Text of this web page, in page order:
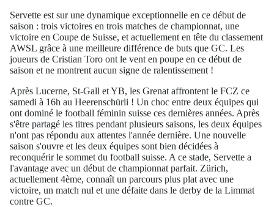
Servette est sur une dynamique exceptionnelle en ce début de
saison : trois victoires en trois matches de championnat, une
victoire en Coupe de Suisse, et actuellement en tête du classement
AWSL grâce à une meilleure différence de buts que GC. Les
joueurs de Cristian Toro ont le vent en poupe en ce début de
saison et ne montrent aucun signe de ralentissement !
Après Lucerne, St-Gall et YB, les Grenat affrontent le FCZ ce
samedi à 16h au Heerenschürli ! Un choc entre deux équipes qui
ont dominé le football féminin suisse ces dernières années. Après
s'être partagé les titres pendant plusieurs saisons, les deux équipes
n'ont pas répondu aux attentes l'année dernière. Une nouvelle
saison s'ouvre et les deux équipes sont bien décidées à
reconquérir le sommet du football suisse. A ce stade, Servette a
l'avantage avec un début de championnat parfait. Zürich,
actuellement 4ème, connaît un parcours plus plat avec une
victoire, un match nul et une défaite dans le derby de la Limmat
contre GC.